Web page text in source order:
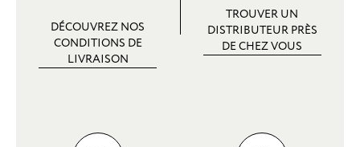
DÉCOUVREZ NOS
CONDITIONS DE
LIVRAISON
TROUVER UN
DISTRIBUTEUR PRÈS
DE CHEZ VOUS